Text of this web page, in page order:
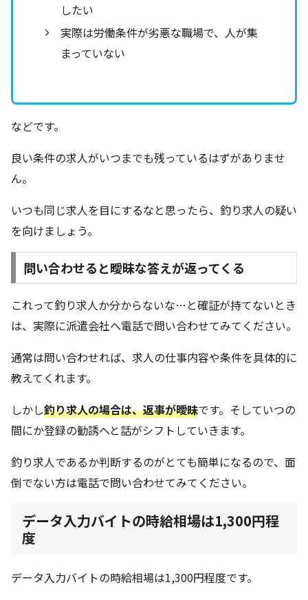
したい
実際は労働条件が劣悪な職場で、人が集
まっていない
などです。
良い条件の求人がいつまでも残っているはずがありませ
ん。
いつも同じ求人を目にするなと思ったら、釣り求人の疑い
を向けましょう。
問い合わせると曖昧な答えが返ってくる
これって釣り求人か分からないな…と確証が持てないとき
は、実際に派遣会社へ電話で問い合わせてみてください。
通常は問い合わせれば、求人の仕事内容や条件を具体的に
教えてくれます。
しかし釣り求人の場合は、返事が曖昧です。そしていつの
間にか登録の勧誘へと話がシフトしていきます。
釣り求人であるか判断するのがとても簡単になるので、面
倒でない方は電話で問い合わせてみてください。
データ入力バイトの時給相場は1,300円程
度
データ入力バイトの時給相場は1,300円程度です。